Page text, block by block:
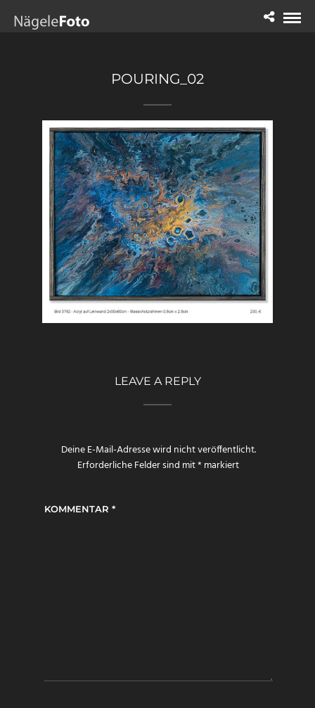
POURING_02
LEAVE A REPLY
Deine E-Mail-Adresse wird nicht veröffentlicht.
Erforderliche Felder sind mit*markiert
KOMMENTAR *